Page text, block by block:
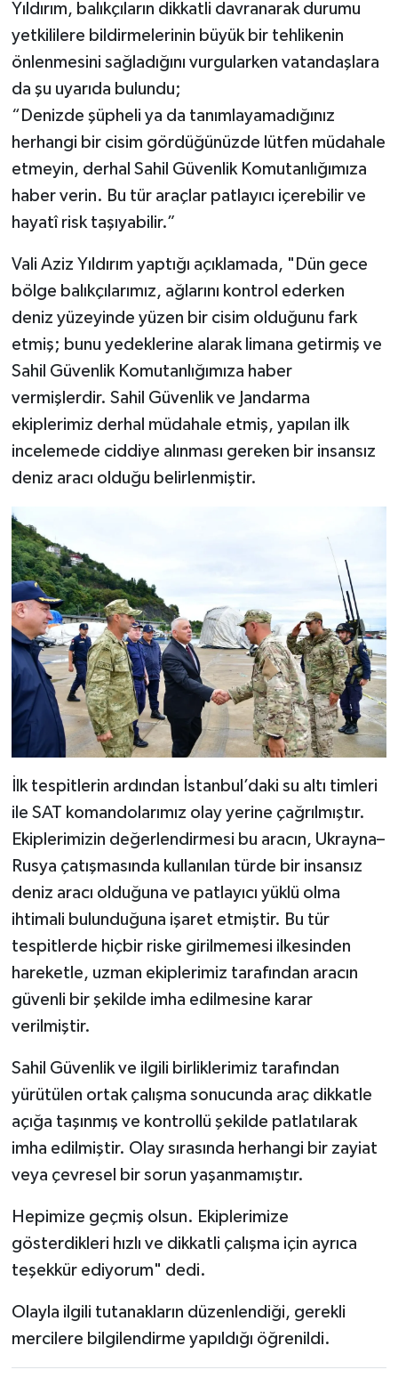
Yıldırım, balıkçıların dikkatli davranarak durumu
yetkililere bildirmelerinin büyük bir tehlikenin
önlenmesini sağladığını vurgularken vatandaşlara
da şu uyarıda bulundu;
“Denizde şüpheli ya da tanımlayamadığınız
herhangi bir cisim gördüğünüzde lütfen müdahale
etmeyin, derhal Sahil Güvenlik Komutanlığımıza
haber verin. Bu tür araçlar patlayıcı içerebilir ve
hayatî risk taşıyabilir.”
Vali Aziz Yıldırım yaptığı açıklamada, "Dün gece
bölge balıkçılarımız, ağlarını kontrol ederken
deniz yüzeyinde yüzen bir cisim olduğunu fark
etmiş; bunu yedeklerine alarak limana getirmiş ve
Sahil Güvenlik Komutanlığımıza haber
vermişlerdir. Sahil Güvenlik ve Jandarma
ekiplerimiz derhal müdahale etmiş, yapılan ilk
incelemede ciddiye alınması gereken bir insansız
deniz aracı olduğu belirlenmiştir.
İlk tespitlerin ardından İstanbul’daki su altı timleri
ile SAT komandolarımız olay yerine çağrılmıştır.
Ekiplerimizin değerlendirmesi bu aracın, Ukrayna–
Rusya çatışmasında kullanılan türde bir insansız
deniz aracı olduğuna ve patlayıcı yüklü olma
ihtimali bulunduğuna işaret etmiştir. Bu tür
tespitlerde hiçbir riske girilmemesi ilkesinden
hareketle, uzman ekiplerimiz tarafından aracın
güvenli bir şekilde imha edilmesine karar
verilmiştir.
Sahil Güvenlik ve ilgili birliklerimiz tarafından
yürütülen ortak çalışma sonucunda araç dikkatle
açığa taşınmış ve kontrollü şekilde patlatılarak
imha edilmiştir. Olay sırasında herhangi bir zayiat
veya çevresel bir sorun yaşanmamıştır.
Hepimize geçmiş olsun. Ekiplerimize
gösterdikleri hızlı ve dikkatli çalışma için ayrıca
teşekkür ediyorum" dedi.
Olayla ilgili tutanakların düzenlendiği, gerekli
mercilere bilgilendirme yapıldığı öğrenildi.